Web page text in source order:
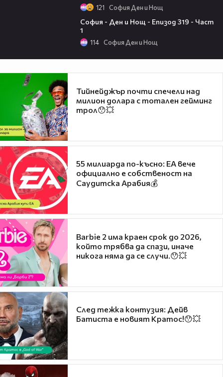
121 София Ден и Нощ
София - Ден и Нощ - Епизод 319 - Част
1
114 София Ден и Нощ
Тийнейджър почти спечели над
милион долара с тотален гейминг
трол😯💥
55 милиарда по-късно: EA вече
официално е собственост на
Саудитска Арабия💰
Barbie 2 има краен срок до 2026,
който трябва да спази, иначе
никога няма да се случи.😯💥
След тежка контузия: Дейв
Батиста е новият Кратос!😯💥